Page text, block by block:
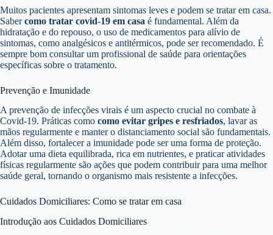
Muitos pacientes apresentam sintomas leves e podem se tratar em casa.
Sabercomo tratar covid-19 em casa é fundamental. Além da
hidratação e do repouso, o uso de medicamentos para alívio de
sintomas, como analgésicos e antitérmicos, pode ser recomendado. É
sempre bom consultar um profissional de saúde para orientações
específicas sobre o tratamento.
Prevenção e Imunidade
A prevenção de infecções virais é um aspecto crucial no combate à
Covid-19. Práticas como como evitar gripes e resfriados, lavar as
mãos regularmente e manter o distanciamento social são fundamentais.
Além disso, fortalecer a imunidade pode ser uma forma de proteção.
Adotar uma dieta equilibrada, rica em nutrientes, e praticar atividades
físicas regularmente são ações que podem contribuir para uma melhor
saúde geral, tornando o organismo mais resistente a infecções.
Cuidados Domiciliares: Como se tratar em casa
Introdução aos Cuidados Domiciliares